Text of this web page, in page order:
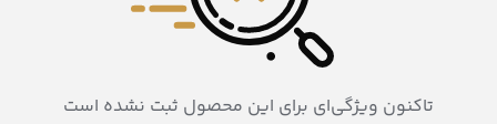
تاکنون ویژگی‌ای برای این محصول ثبت نشده است